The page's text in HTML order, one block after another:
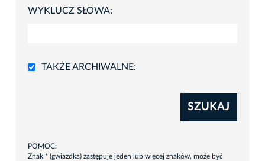
WYKLUCZ SŁOWA:
TAKŻE ARCHIWALNE:
SZUKAJ
POMOC:
Znak * (gwiazdka) zastępuje jeden lub więcej znaków, może być